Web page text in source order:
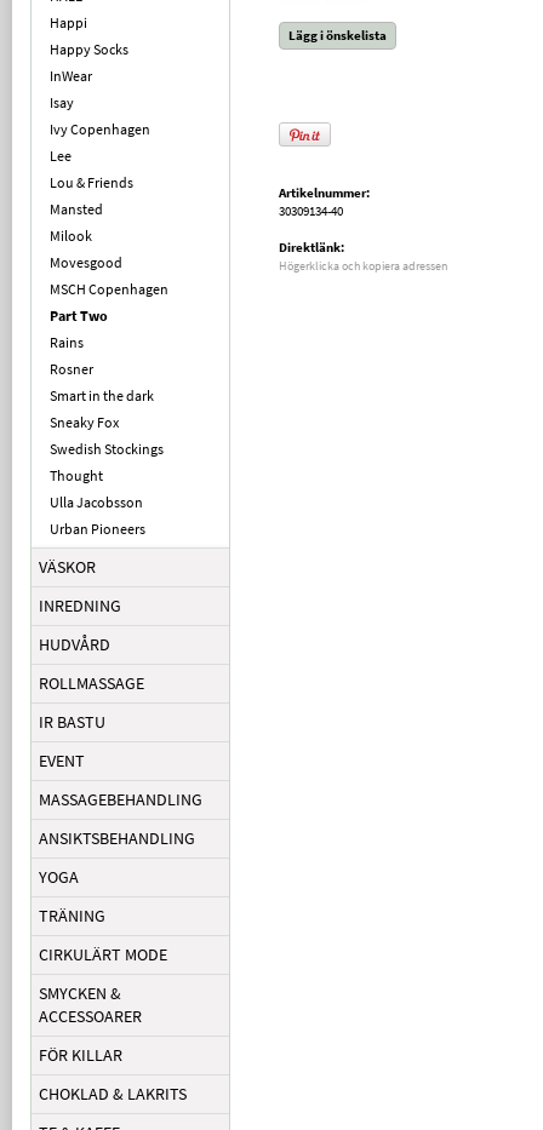
Happi
Happy Socks
InWear
Isay
Ivy Copenhagen
Lee
Lou & Friends
Mansted
Milook
Movesgood
MSCH Copenhagen
Part Two
Rains
Rosner
Smart in the dark
Sneaky Fox
Swedish Stockings
Thought
Ulla Jacobsson
Urban Pioneers
VÄSKOR
INREDNING
HUDVÅRD
ROLLMASSAGE
IR BASTU
EVENT
MASSAGEBEHANDLING
ANSIKTSBEHANDLING
YOGA
TRÄNING
CIRKULÄRT MODE
SMYCKEN &
ACCESSOARER
FÖR KILLAR
CHOKLAD & LAKRITS
Lägg i önskelista
Artikelnummer:
30309134-40
Direktlänk:
Högerklicka och kopiera adressen